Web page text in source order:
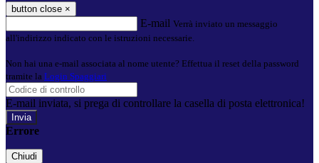
button close ×
E-mail Verrà inviato un messaggio
all'indirizzo indicato con le istruzioni necessarie.
Non hai una e-mail associata al nome utente? Effettua il reset della password
tramite la Login Spaggiari
E-mail inviata, si prega di controllare la casella di posta elettronica!
Errore
Chiudi